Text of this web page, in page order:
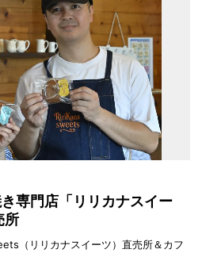
専門店「リリカナスイー
所
（リリカナスイーツ）直売所＆カフ